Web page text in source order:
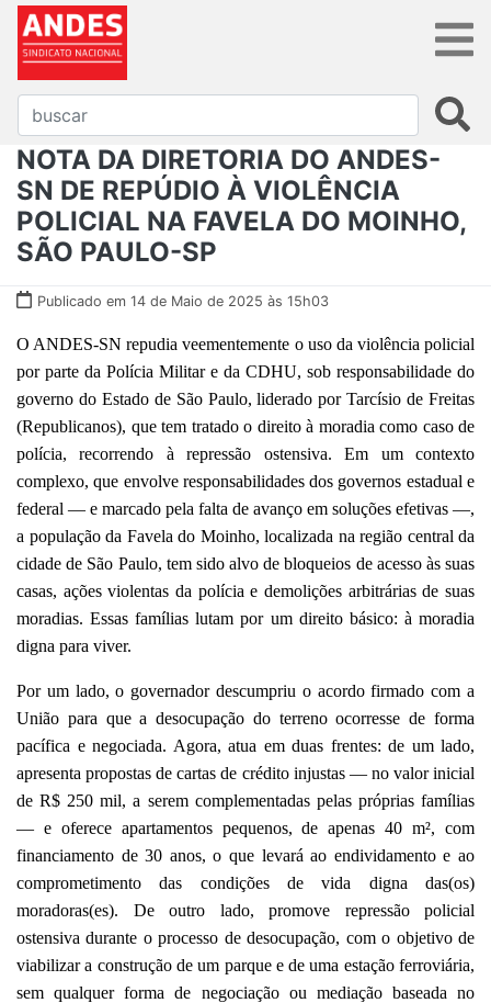
NOTA DA DIRETORIA DO ANDES-
SN DE REPÚDIO À VIOLÊNCIA
POLICIAL NA FAVELA DO MOINHO,
SÃO PAULO-SP
Publicado em 14 de Maio de 2025 às 15h03
O ANDES-SN repudia veementemente o uso da violência policial
por parte da Polícia Militar e da CDHU, sob responsabilidade do
governo do Estado de São Paulo, liderado por Tarcísio de Freitas
(Republicanos), que tem tratado o direito à moradia como caso de
polícia, recorrendo à repressão ostensiva. Em um contexto
complexo, que envolve responsabilidades dos governos estadual e
federal — e marcado pela falta de avanço em soluções efetivas —,
a população da Favela do Moinho, localizada na região central da
cidade de São Paulo, tem sido alvo de bloqueios de acesso às suas
casas, ações violentas da polícia e demolições arbitrárias de suas
moradias. Essas famílias lutam por um direito básico: à moradia
digna para viver.
Por um lado, o governador descumpriu o acordo firmado com a
União para que a desocupação do terreno ocorresse de forma
pacífica e negociada. Agora, atua em duas frentes: de um lado,
apresenta propostas de cartas de crédito injustas — no valor inicial
de R$ 250 mil, a serem complementadas pelas próprias famílias
— e oferece apartamentos pequenos, de apenas 40 m², com
financiamento de 30 anos, o que levará ao endividamento e ao
comprometimento das condições de vida digna das(os)
moradoras(es). De outro lado, promove repressão policial
ostensiva durante o processo de desocupação, com o objetivo de
viabilizar a construção de um parque e de uma estação ferroviária,
sem qualquer forma de negociação ou mediação baseada no